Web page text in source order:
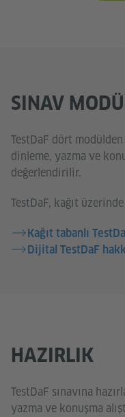
SINAV
TestDaF dört
dinleme, yazma ve
değerlendirilir.
TestDaF, kağıt
Kağıt tabanlı
Dijital TestDaF
HAZIRLIK
TestDaF sınavına
yazma ve konuşma